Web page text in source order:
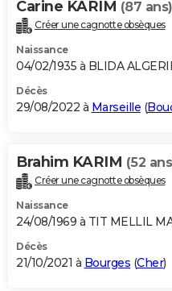
Carine KARIM (87 ans)
Créer une cagnotte obsèques
Naissance
04/02/1935 à BLIDA
Décès
29/08/2022 à Marseille (
Brahim KARIM (52
Créer une cagnotte obsèques
Naissance
24/08/1969 à TIT MELLIL
Décès
21/10/2021 à Bourges (Cher)